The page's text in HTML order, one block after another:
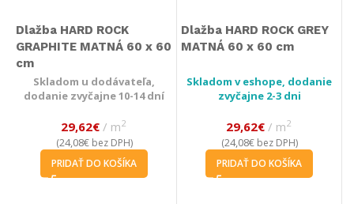
Dlažba HARD ROCK
GRAPHITE MATNÁ 60 x 60
cm
Skladom u dodávateľa,
dodanie zvyčajne 10-14 dní
29,62€ m2
(24,08€bez DPH)
PRIDAŤ DO KOŠÍKA
Dlažba HARD ROCK GREY
MATNÁ 60 x 60 cm
Skladom v eshope, dodanie
zvyčajne 2-3 dni
29,62€ m2
(24,08€bez DPH)
PRIDAŤ DO KOŠÍKA